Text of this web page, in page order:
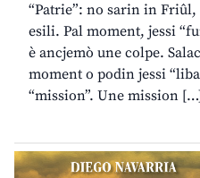
“Patrie”: no sarin in
esili. Pal moment, jessi
è ancjemò une colpe.
moment o podin jessi
“mission”. Une mission